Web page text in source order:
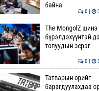
байна
0 |
The MongolZ шинэ
бүрэлдэхүүнтэй
топуудын эсрэг
0 |
Татварын өрийг
барагдуулахдаа